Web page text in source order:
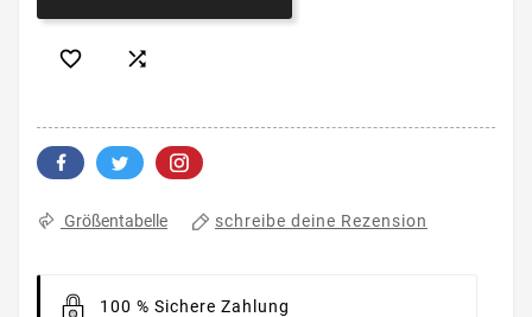
 
Größentabelle schreibe deine Rezension
100 % Sichere Zahlung